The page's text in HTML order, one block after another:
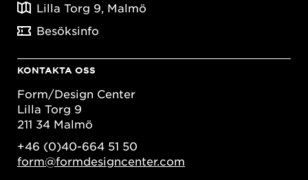
Lilla Torg 9, Malmö
Besöksinfo
KONTAKTA OSS
Form/Design Center
Lilla Torg 9
211 34 Malmö
+46 (0)40-664 51 50
form@formdesigncenter.com